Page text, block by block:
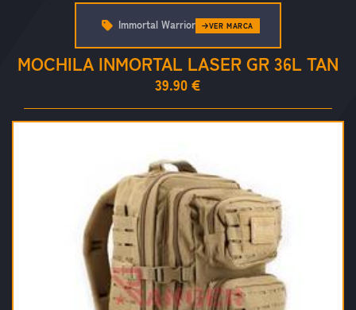
MOCHILA INMORTAL LASER GR 36L TAN
39.90 €
Immortal Warrior VER MARCA